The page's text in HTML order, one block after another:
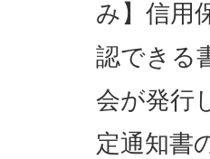
み】信用
認できる
会が発行
定通知書